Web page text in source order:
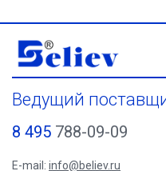
Ведущий
8 495 788-09-09
E-mail: info@believ.ru